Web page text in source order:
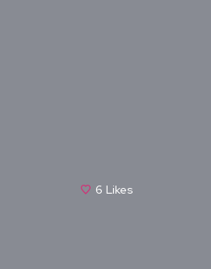
6 Likes